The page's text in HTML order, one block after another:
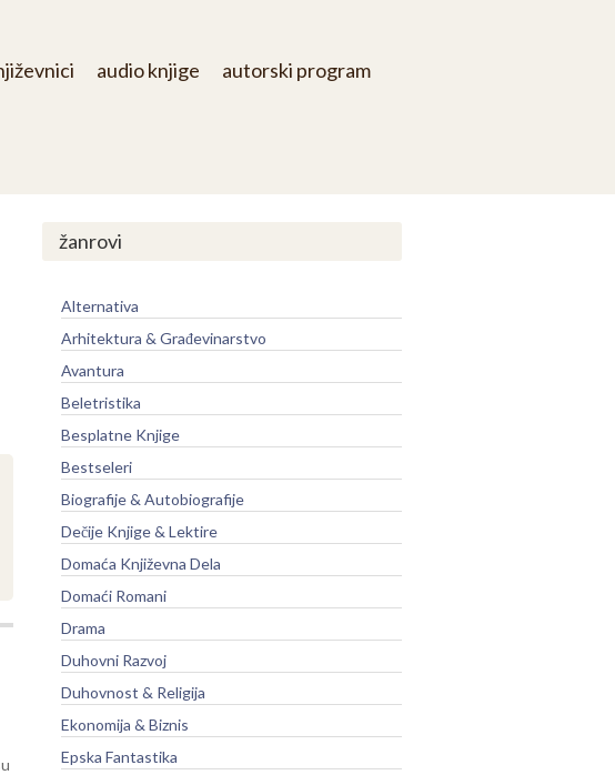
audio knjige autorski program
žanrovi
Alternativa
Arhitektura & Građevinarstvo
Avantura
Beletristika
Besplatne Knjige
Bestseleri
Biografije & Autobiografije
Dečije Knjige & Lektire
Domaća Književna Dela
Domaći Romani
Drama
Duhovni Razvoj
Duhovnost & Religija
Ekonomija & Biznis
Epska Fantastika